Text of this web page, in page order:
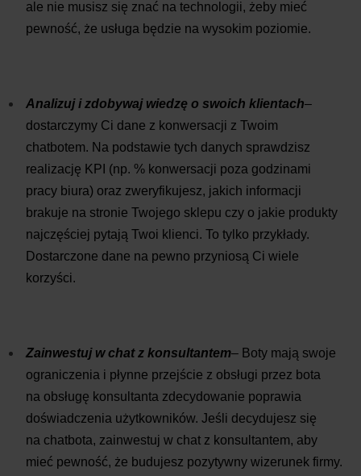
ale nie musisz się znać na technologii, żeby mieć
pewność, że usługa będzie na wysokim poziomie.
Analizuj i zdobywaj wiedzę o swoich klientach–
dostarczymy Ci dane z konwersacji z Twoim
chatbotem. Na podstawie tych danych sprawdzisz
realizację KPI (np. % konwersacji poza godzinami
pracy biura) oraz zweryfikujesz, jakich informacji
brakuje na stronie Twojego sklepu czy o jakie produkty
najczęściej pytają Twoi klienci. To tylko przykłady.
Dostarczone dane na pewno przyniosą Ci wiele
korzyści.
Zainwestuj w chat z konsultantem– Boty mają swoje
ograniczenia i płynne przejście z obsługi przez bota
na obsługę konsultanta zdecydowanie poprawia
doświadczenia użytkowników. Jeśli decydujesz się
na chatbota, zainwestuj w chat z konsultantem, aby
mieć pewność, że budujesz pozytywny wizerunek firmy.